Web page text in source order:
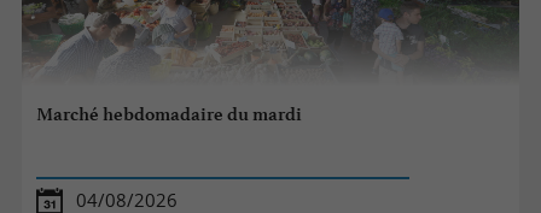
Marché hebdomadaire du mardi
04/08/2026